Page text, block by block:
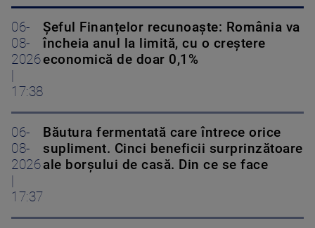
06-
08-
2026
17:38
Șeful Finanțelor recunoaște: România va
încheia anul la limită, cu o creștere
economică de doar 0,1%
06-
08-
2026
17:37
Băutura fermentată care întrece orice
supliment. Cinci beneficii surprinzătoare
ale borșului de casă. Din ce se face